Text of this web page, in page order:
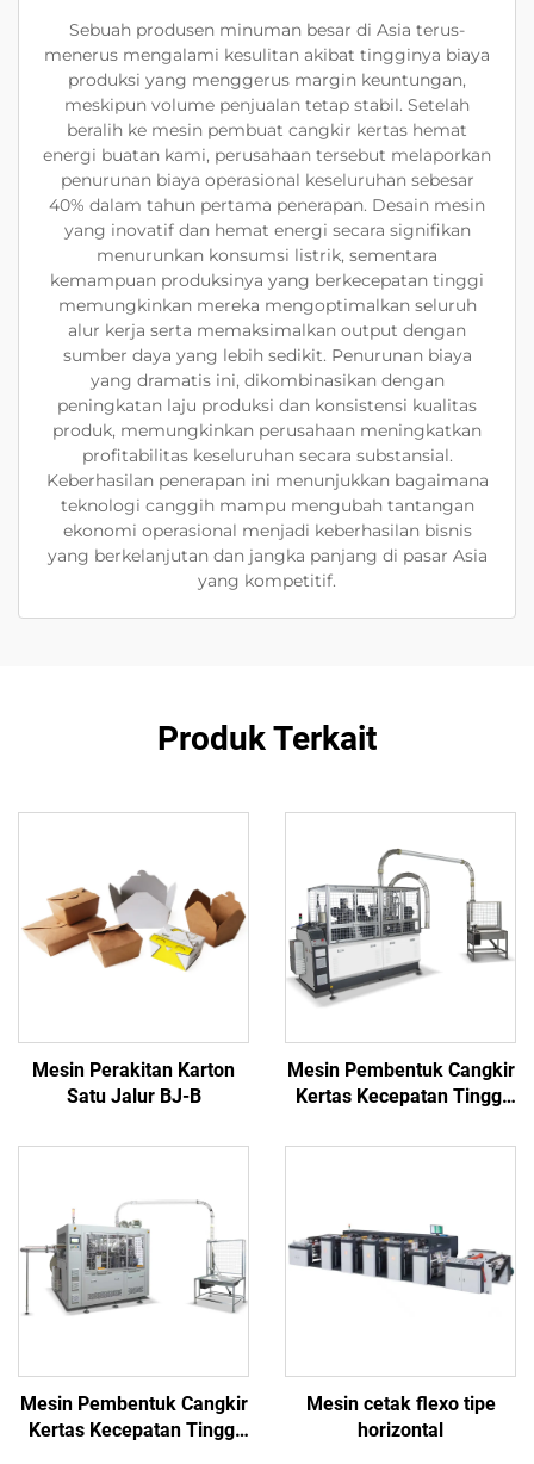
Sebuah produsen minuman besar di Asia terus-
menerus mengalami kesulitan akibat tingginya biaya
produksi yang menggerus margin keuntungan,
meskipun volume penjualan tetap stabil. Setelah
beralih ke mesin pembuat cangkir kertas hemat
energi buatan kami, perusahaan tersebut melaporkan
penurunan biaya operasional keseluruhan sebesar
40% dalam tahun pertama penerapan. Desain mesin
yang inovatif dan hemat energi secara signifikan
menurunkan konsumsi listrik, sementara
kemampuan produksinya yang berkecepatan tinggi
memungkinkan mereka mengoptimalkan seluruh
alur kerja serta memaksimalkan output dengan
sumber daya yang lebih sedikit. Penurunan biaya
yang dramatis ini, dikombinasikan dengan
peningkatan laju produksi dan konsistensi kualitas
produk, memungkinkan perusahaan meningkatkan
profitabilitas keseluruhan secara substansial.
Keberhasilan penerapan ini menunjukkan bagaimana
teknologi canggih mampu mengubah tantangan
ekonomi operasional menjadi keberhasilan bisnis
yang berkelanjutan dan jangka panjang di pasar Asia
yang kompetitif.
Produk Terkait
Mesin Perakitan Karton
Satu Jalur BJ-B
Mesin Pembentuk Cangkir
Kertas Kecepatan Tinggi
Mesin Pembentuk Cangkir
Kertas Kecepatan Tinggi
Mesin cetak flexo tipe
horizontal